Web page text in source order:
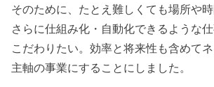
そのために、たとえ難しくても場所や時
さらに仕組み化・自動化できるような
こだわりたい。効率と将来性も含めて
主軸の事業にすることにしました。